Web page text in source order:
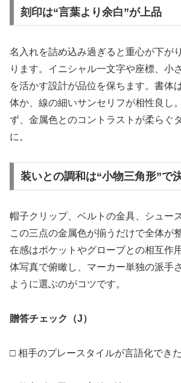
刻印は“言葉より余白”が上品
名入れを詰め込み過ぎると重心が下が
ります。イニシャル一文字や座標、小
を活かす設計が品位を保ちます。書体
体か、線の細いサンセリフが相性良し
ず、金属色とのコントラストが柔らぐ
に。
装いとの調和は“小物三角形”で
帽子クリップ、ベルトの金具、シュ
この三点の金属色が揃うだけで全体が
在感はポケットやグローブとの相互作
体写真で俯瞰し、マーカー単独の派手
ように選ぶのがコツです。
贈答チェック（J）
□ 相手のプレースタイルが言語化できた